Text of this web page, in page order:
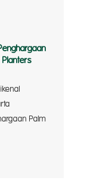
Planters
Palm